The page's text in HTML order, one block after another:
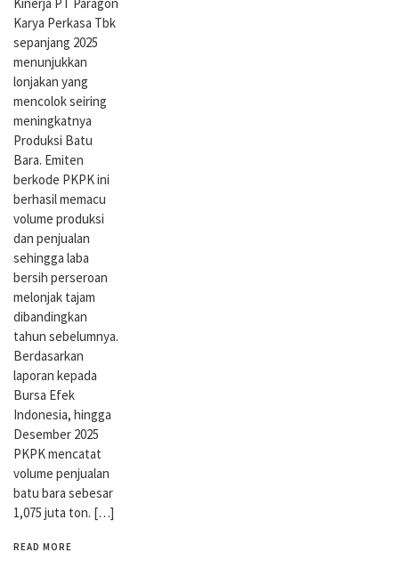
Karya Perkasa Tbk
sepanjang 2025
menunjukkan
lonjakan yang
mencolok seiring
meningkatnya
Produksi Batu
Bara. Emiten
berkode PKPK ini
berhasil memacu
volume produksi
dan penjualan
sehingga laba
bersih perseroan
melonjak tajam
dibandingkan
tahun sebelumnya.
Berdasarkan
laporan kepada
Bursa Efek
Indonesia, hingga
Desember 2025
PKPK mencatat
volume penjualan
batu bara sebesar
1,075 juta ton. […]
READ MORE